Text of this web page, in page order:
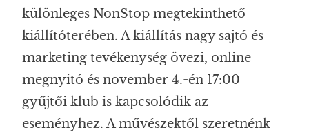
különleges NonStop megtekinthető
kiállítóterében. A kiállítás nagy sajtó és
marketing tevékenység övezi, online
megnyitó és november 4.-én 17:00
gyűjtői klub is kapcsolódik az
eseményhez. A művészektől szeretnénk